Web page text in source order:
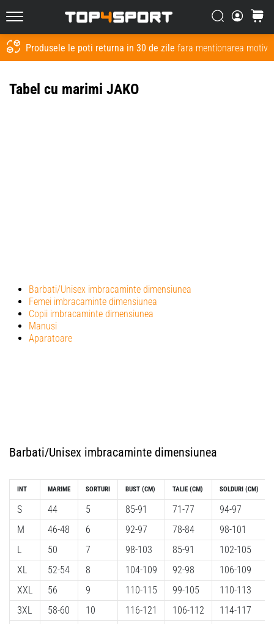
Produsele le poti returna in 30 de zile fara mentionarea
Top4Sport.ro Căutare
Cos
Cauta
Tabel cu marimi JAKO
Barbati/Unisex imbracaminte dimensiunea
Femei imbracaminte dimensiunea
Copii imbracaminte dimensiunea
Manusi
Aparatoare
Barbati/Unisex imbracaminte dimensiunea
INT
S
M
L
XL
XXL
3XL
MARIME
44
46-48
50
52-54
56
58-60
SORTURI
5
6
7
8
9
10
BUST (CM)
85-91
92-97
98-103
104-109
110-115
116-121
TALIE (CM)
71-77
78-84
85-91
92-98
99-105
106-112
SOLDURI (CM)
94-97
98-101
102-105
106-109
110-113
114-117